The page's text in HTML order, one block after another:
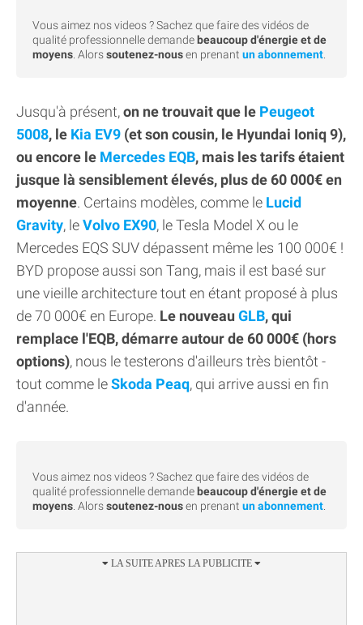
Vous aimez nos videos ? Sachez que faire des vidéos de
qualité professionnelle demande beaucoup d'énergie et de
moyens . Alorssoutenez-nousen prenant un abonnement
Jusqu'à présent,on ne trouvait que le Peugeot
5008, le Kia EV9 (et son cousin, le Hyundai Ioniq 9),
ou encore le Mercedes EQB, mais les tarifs étaient
jusque là sensiblement élevés, plus de 60 000€ en
moyenne. Certains modèles, comme le Lucid
Gravity, leVolvo EX90, le Tesla Model X ou le
Mercedes EQS SUV dépassent même les 100 000€ !
BYD propose aussi son Tang, mais il est basé sur
une vieille architecture tout en étant proposé à plus
de 70 000€ en Europe. Le nouveau GLB, qui
remplace l'EQB, démarre autour de 60 000€ (hors
options), nous le testerons d'ailleurs très bientôt -
tout comme leSkoda Peaq, qui arrive aussi en fin
d'année.
Vous aimez nos videos ? Sachez que faire des vidéos de
qualité professionnelle demande beaucoup d'énergie et de
moyens . Alorssoutenez-nousen prenant un abonnement